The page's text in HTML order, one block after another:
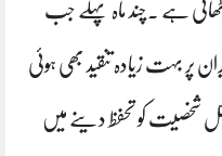
اٹھائی ہے ۔چند ماہ پہلے جب
پر بہت زیادہ تنقید بھی ہوئی
شخصیت کو تحفظ دینے میں